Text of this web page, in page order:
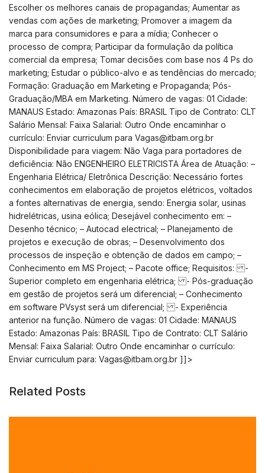
Escolher os melhores canais de propagandas; Aumentar as
vendas com ações de marketing; Promover a imagem da
marca para consumidores e para a mídia; Conhecer o
processo de compra; Participar da formulação da política
comercial da empresa; Tomar decisões com base nos 4 Ps do
marketing; Estudar o público-alvo e as tendências do mercado;
Formação: Graduação em Marketing e Propaganda; Pós-
Graduação/MBA em Marketing. Número de vagas: 01 Cidade:
MANAUS Estado: Amazonas País: BRASIL Tipo de Contrato: CLT
Salário Mensal: Faixa Salarial: Outro Onde encaminhar o
currículo: Enviar curriculum para Vagas@itbam.org.br
Disponibilidade para viagem: Não Vaga para portadores de
deficiência: Não ENGENHEIRO ELETRICISTA Área de Atuação: –
Engenharia Elétrica/ Eletrônica Descrição: Necessário fortes
conhecimentos em elaboração de projetos elétricos, voltados
a fontes alternativas de energia, sendo: Energia solar, usinas
hidrelétricas, usina eólica; Desejável conhecimento em: –
Desenho técnico; – Autocad electrical; – Planejamento de
projetos e execução de obras; – Desenvolvimento dos
processos de inspeção e obtenção de dados em campo; –
Conhecimento em MS Project; – Pacote office; Requisitos: -
Superior completo em engenharia elétrica; - Pós-graduação
em gestão de projetos será um diferencial; – Conhecimento
em software PVsyst será um diferencial; - Experiência
anterior na função. Número de vagas: 01 Cidade: MANAUS
Estado: Amazonas País: BRASIL Tipo de Contrato: CLT Salário
Mensal: Faixa Salarial: Outro Onde encaminhar o currículo:
Enviar curriculum para: Vagas@itbam.org.br ]]>
Related Posts